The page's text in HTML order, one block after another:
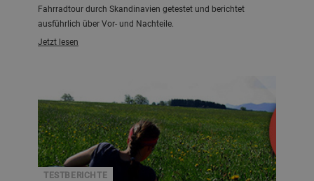
Fahrradtour durch Skandinavien getestet und berichtet
ausführlich über Vor- und Nachteile.
Jetzt lesen
TESTBERICHTE